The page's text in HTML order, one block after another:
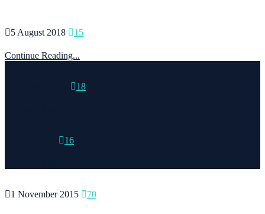
5 August 2018 15
Continue Reading...
18
16
1 November 2015 70